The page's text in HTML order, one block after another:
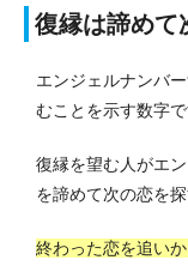
復縁は諦めて
エンジェルナンバ
むことを示す数字で
復縁を望む人がエ
を諦めて次の恋を
終わった恋を追い